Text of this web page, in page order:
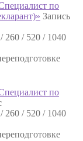
по
Запись
260 / 520 / 1040
по
260 / 520 / 1040